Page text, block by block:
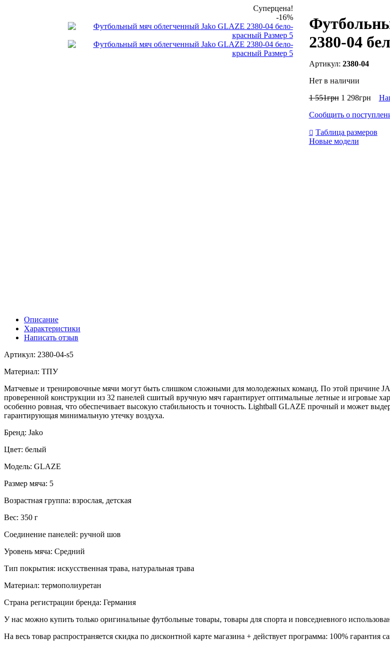
Суперцена!
-16%
2380-04
2380-04
Нет в наличии
1 551грн 1 298грн
Сообщить о
Таблица размеров
Новые модели
Описание
Характеристики
Написать отзыв
Артикул: 2380-04-s5
Материал: ТПУ
Матчевые и тренировочные мячи могут быть слишком сложными для молодежных команд. По этой причине
проверенной конструкции из 32 панелей сшитый вручную мяч гарантирует оптимальные летные и игровые
особенно ровная, что обеспечивает высокую стабильность и точность. Lightball GLAZE прочный и может
гарантирующая минимальную утечку воздуха.
Бренд: Jako
Цвет: белый
Модель: GLAZE
Размер мяча: 5
Возрастная группа: взрослая, детская
Вес: 350 г
Соединение панелей: ручной шов
Уровень мяча: Средний
Тип покрытия: искусственная трава, натуральная трава
Материал: термополиуретан
Страна регистрации бренда: Германия
У нас можно купить только оригинальные футбольные товары, товары для спорта и повседневного
На весь товар распространяется скидка по дисконтной карте магазина + действует программа: 100% гарантия